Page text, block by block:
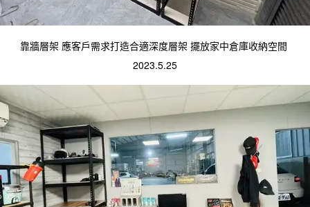
靠牆層架 應客戶需求打造合適深度層架 擺放家中倉庫收納空間
2023.5.25